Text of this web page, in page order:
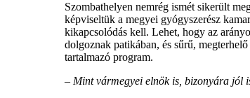
Szombathelyen nemrég ismét sikerült
képviseltük a megyei gyógyszerész
kikapcsolódás kell. Lehet, hogy az
dolgoznak patikában, és sűrű,
tartalmazó program.
– Mint vármegyei elnök is, bizonyára jól